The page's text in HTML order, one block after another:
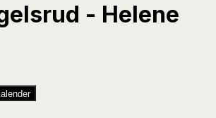
- Helene